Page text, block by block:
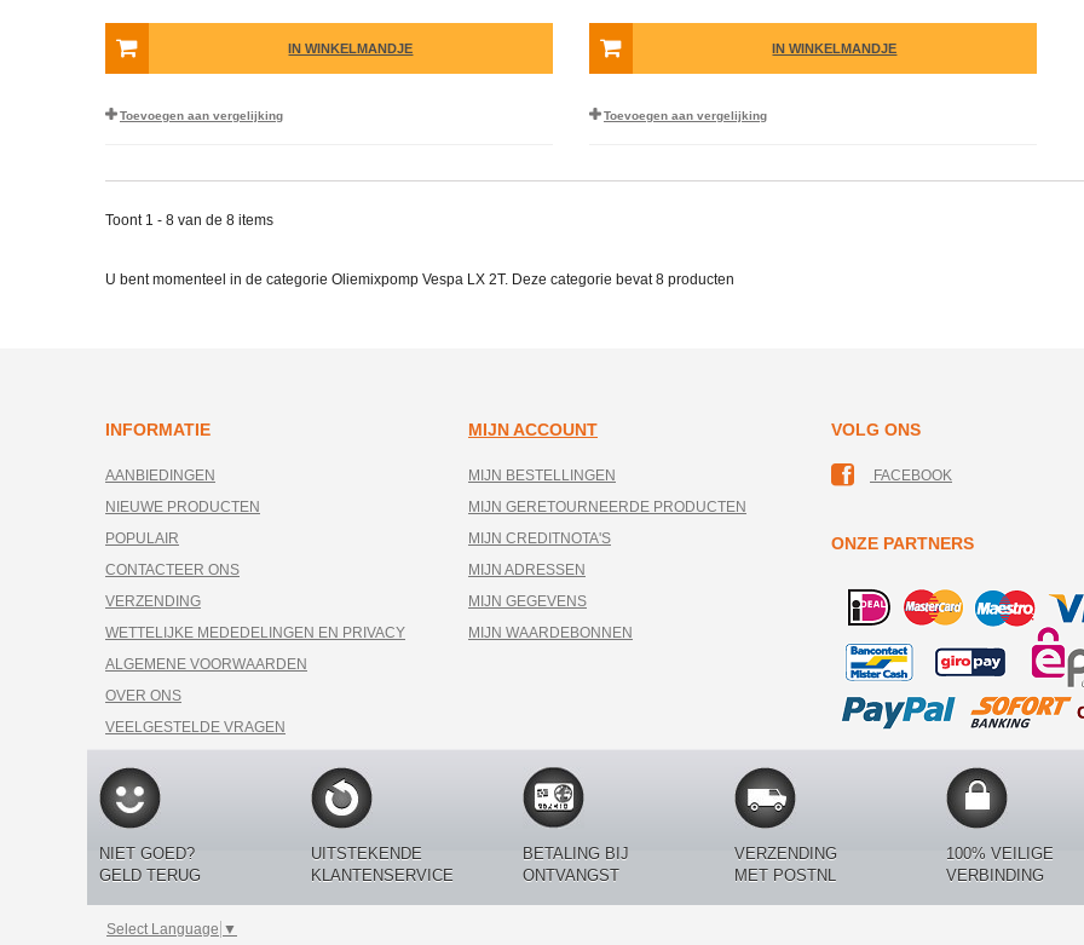
IN WINKELMANDJE
Toevoegen aan vergelijking
IN WINKELMANDJE
Toevoegen aan vergelijking
Toont 1 - 8 van de 8 items
U bent momenteel in de categorie Oliemixpomp Vespa LX 2T. Deze categorie bevat8 producten
INFORMATIE
AANBIEDINGEN
NIEUWE PRODUCTEN
POPULAIR
CONTACTEER ONS
VERZENDING
WETTELIJKE MEDEDELINGEN EN PRIVACY
ALGEMENE VOORWAARDEN
OVER ONS
VEELGESTELDE VRAGEN
MIJN ACCOUNT
MIJN BESTELLINGEN
MIJN GERETOURNEERDE PRODUCTEN
MIJN CREDITNOTA'S
MIJN ADRESSEN
MIJN GEGEVENS
MIJN WAARDEBONNEN
VOLG ONS
FACEBOOK
ONZE PARTNERS
NIET GOED?
GELD TERUG
UITSTEKENDE
KLANTENSERVICE
BETALING BIJ
ONTVANGST
VERZENDING
MET POSTNL
100% VEILIGE
VERBINDING
Select Language ▼